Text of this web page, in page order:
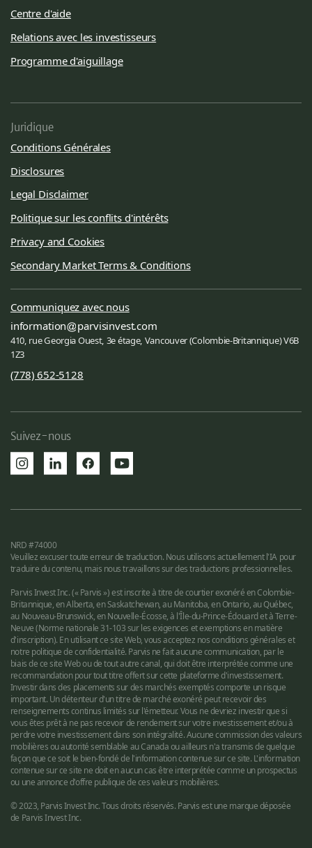
Centre d'aide
Relations avec les investisseurs
Programme d'aiguillage
Juridique
Conditions Générales
Disclosures
Legal Disclaimer
Politique sur les conflits d'intérêts
Privacy and Cookies
Secondary Market Terms & Conditions
Communiquez avec nous
information
parvisinvest.com
410, rue Georgia Ouest, 3e étage, Vancouver (Colombie-Britannique) V6B
1Z3
(778) 652-5128
Suivez-nous
NRD #74000
Veuillez excuser toute erreur de traduction. Nous utilisons actuellement l'IA pour
traduire du contenu, mais nous travaillons sur des traductions professionnelles.
Parvis Invest Inc. (« Parvis ») est inscrite à titre de courtier exonéré en Colombie-
Britannique, en Alberta, en Saskatchewan, au Manitoba, en Ontario, au Québec,
au Nouveau-Brunswick, en Nouvelle-Écosse, à l'Île-du-Prince-Édouard et à Terre-
Neuve (Norme nationale 31-103 sur les exigences et exemptions en matière
d'inscription). En utilisant ce site Web, vous acceptez nos conditions générales et
notre politique de confidentialité. Parvis ne fait aucune communication, par le
biais de ce site Web ou de tout autre canal, qui doit être interprétée comme une
recommandation pour tout titre offert sur cette plateforme d'investissement.
Investir dans des placements sur des marchés exemptés comporte un risque
important. Un détenteur d'un titre de marché exonéré peut recevoir des
renseignements continus limités sur l'émetteur. Vous ne devriez investir que si
vous êtes prêt à ne pas recevoir de rendement sur votre investissement et/ou à
perdre votre investissement dans son intégralité. Aucune commission des valeurs
mobilières ou autorité semblable au Canada ou ailleurs n'a transmis de quelque
façon que ce soit le bien-fondé de l'information contenue sur ce site. L'information
contenue sur ce site ne doit en aucun cas être interprétée comme un prospectus
ou une annonce d'offre publique de ces valeurs mobilières.
© 2023, Parvis Invest Inc. Tous droits réservés. Parvis est une marque déposée
de Parvis Invest Inc.